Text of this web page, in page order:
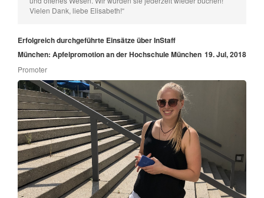
Vielen Dank, liebe Elisabeth!“
Erfolgreich durchgeführte Einsätze über InStaff
München: Apfelpromotion an der Hochschule München 19. Jul, 2018
Promoter